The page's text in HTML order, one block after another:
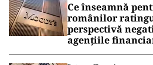
Ce înseamnă
românilor
perspectivă
agențiile